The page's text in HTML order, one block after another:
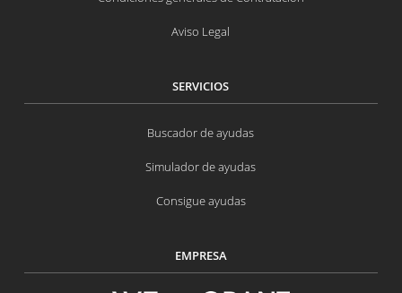
Aviso Legal
SERVICIOS
Buscador de ayudas
Simulador de ayudas
Consigue ayudas
EMPRESA